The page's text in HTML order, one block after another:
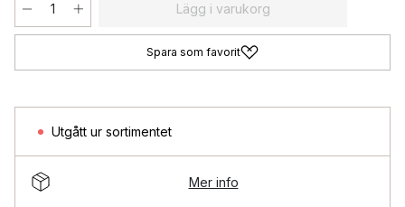
Lägg i varukorg
Spara som favorit
Utgått ur sortimentet
Mer info